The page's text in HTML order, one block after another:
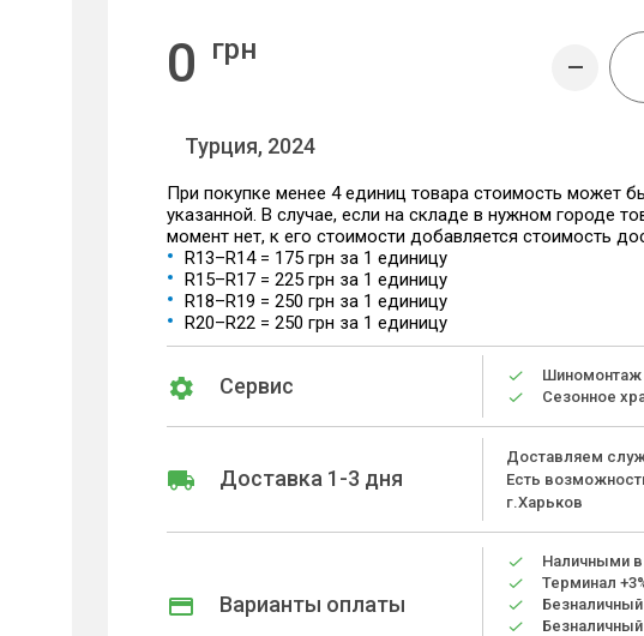
0 грн
Турция, 2024
При покупке менее 4 единиц товара стоимость может
указанной. В случае, если на складе в нужном городе
момент нет, к его стоимости добавляется стоимость
R13–R14 = 175 грн за 1 единицу
R15–R17 = 225 грн за 1 единицу
R18–R19 = 250 грн за 1 единицу
R20–R22 = 250 грн за 1 единицу
Сервис
Шиномонтаж
Сезонное
Доставка 1-3 дня
Доставляем
Есть
г.Харьков
Варианты оплаты
Наличными в
Терминал